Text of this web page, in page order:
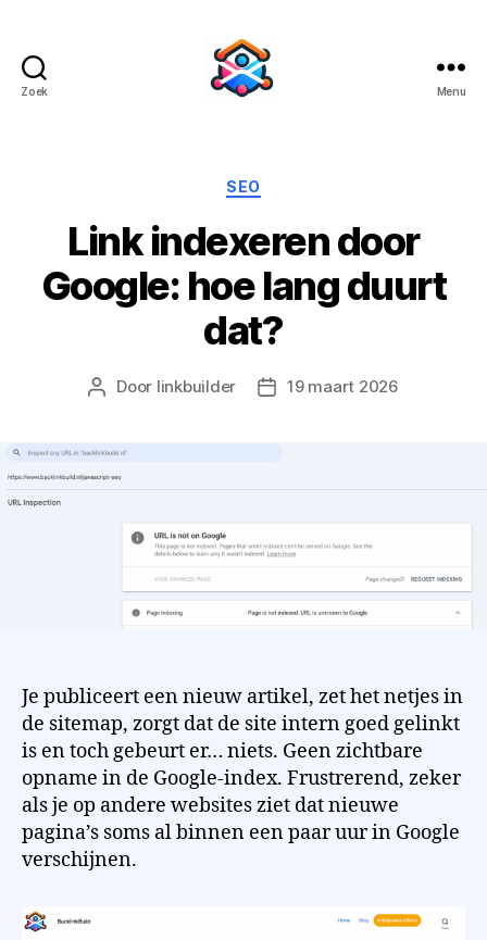
Zoek Menu
Categorieën
SEO
Link indexeren door
Google: hoe lang duurt
dat?
Berichtauteur
Door linkbuilder Berichtdatum
19 maart 2026
Je publiceert een nieuw artikel, zet het netjes in
de sitemap, zorgt dat de site intern goed gelinkt
is en toch gebeurt er… niets. Geen zichtbare
opname in de Google-index. Frustrerend, zeker
als je op andere websites ziet dat nieuwe
pagina’s soms al binnen een paar uur in Google
verschijnen.